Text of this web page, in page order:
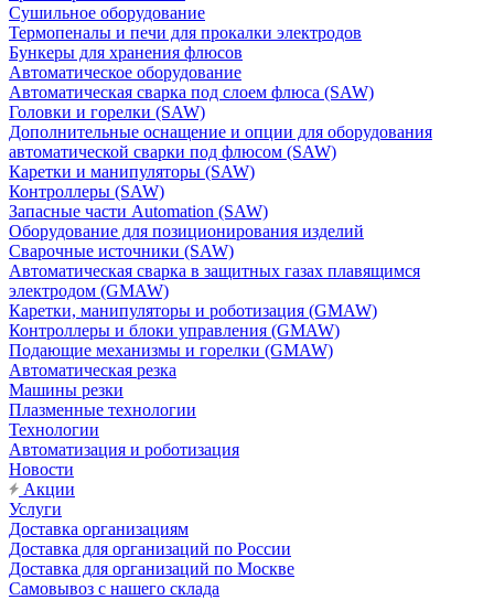
Сушильное оборудование
Термопеналы и печи для прокалки электродов
Бункеры для хранения флюсов
Автоматическое оборудование
Автоматическая сварка под слоем флюса (SAW)
Головки и горелки (SAW)
Дополнительные оснащение и опции для оборудования
автоматической сварки под флюсом (SAW)
Каретки и манипуляторы (SAW)
Контроллеры (SAW)
Запасные части Automation (SAW)
Оборудование для позиционирования изделий
Сварочные источники (SAW)
Автоматическая сварка в защитных газах плавящимся
электродом (GMAW)
Каретки, манипуляторы и роботизация (GMAW)
Контроллеры и блоки управления (GMAW)
Подающие механизмы и горелки (GMAW)
Автоматическая резка
Машины резки
Плазменные технологии
Технологии
Автоматизация и роботизация
Новости
Акции
Услуги
Доставка организациям
Доставка для организаций по России
Доставка для организаций по Москве
Самовывоз с нашего склада